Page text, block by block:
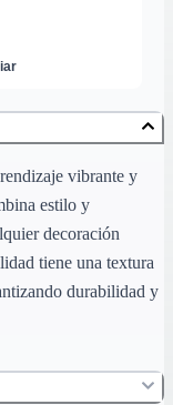
vibrante y
estilo y
decoración
tiene una textura
durabilidad y